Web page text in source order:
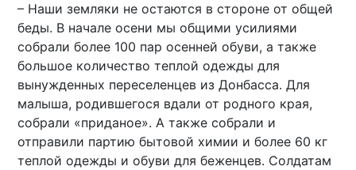
– Наши земляки не остаются в стороне от общей
беды. В начале осени мы общими усилиями
собрали более 100 пар осенней обуви, а также
большое количество теплой одежды для
вынужденных переселенцев из Донбасса. Для
малыша, родившегося вдали от родного края,
собрали «приданое». А также собрали и
отправили партию бытовой химии и более 60 кг
теплой одежды и обуви для беженцев. Солдатам